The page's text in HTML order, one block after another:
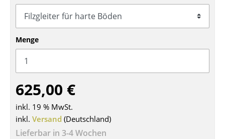
Esstische
Beistelltische
Couchtische
Schreibtische
Sekretäre & PC-Tische
Konferenztische
Stehtische & Stehpulte
Menge
625,00 €
inkl. 19 % MwSt.
inkl. Versand (Deutschland)
Lieferbar in 3-4 Wochen